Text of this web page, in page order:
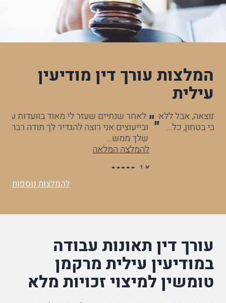
המלצות עורך דין מודיעין
עילית
.לאחר שנתיים שעזר לי מאוד בוועדות ערעורים רופאיים,
ובייעוצים אני רוצה להגדיר לך תודה רבה רבה! כל היחס
להמלצות נוספות
עורך דין תאונות עבודה
במודיעין עילית מרקמן
טומשין למיצוי זכויות מלא